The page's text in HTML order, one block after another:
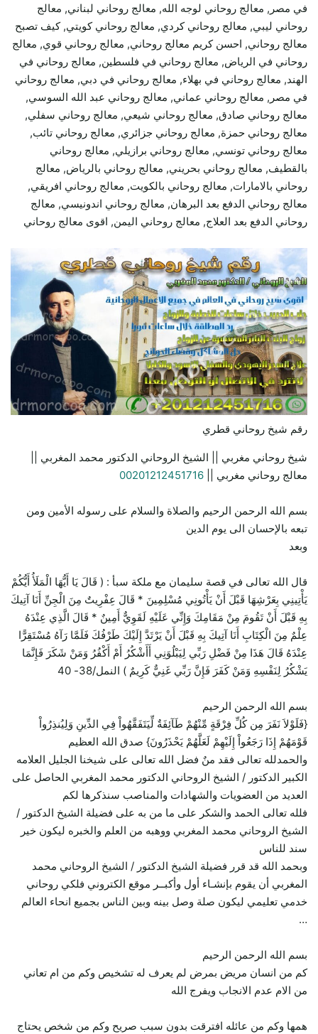
في مصر, معالج روحاني لوجه الله, معالج روحاني لبناني, معالج
روحاني ليبي, معالج روحاني كردي, معالج روحاني كويتي, كيف تصبح
معالج روحاني, احسن كريم معالج روحاني, معالج روحاني قوي, معالج
روحاني في الرياض, معالج روحاني في فلسطين, معالج روحاني في
الهند, معالج روحاني في بهلاء, معالج روحاني في دبي, معالج روحاني
في مصر, معالج روحاني عماني, معالج روحاني عبد الله السوسي,
معالج روحاني صادق, معالج روحاني شيعي, معالج روحاني سفلي,
معالج روحاني حمزة, معالج روحاني جزائري, معالج روحاني تائب,
معالج روحاني تونسي, معالج روحاني برازيلي, معالج روحاني
بالقطيف, معالج روحاني بحريني, معالج روحاني بالرياض, معالج
روحاني بالامارات, معالج روحاني بالكويت, معالج روحاني افريقي,
معالج روحاني الدفع بعد البرهان, معالج روحاني اندونيسي, معالج
روحاني الدفع بعد العلاج, معالج روحاني اليمن, اقوى معالج روحاني
رقم شيخ روحاني قطري
شيخ روحاني مغربي || الشيخ الروحاني الدكتور محمد المغربي ||
معالج روحاني مغربي || 00201212451716
بسم الله الرحمن الرحيم والصلاة والسلام على رسوله الأمين ومن
تبعه بالإحسان الى يوم الدين
وبعد
قال الله تعالى في قصة سليمان مع ملكة سبأ : ( قَالَ يَا أَيُّهَا الْمَلَأُ أَيُّكُمْ
يَأْتِينِي بِعَرْشِهَا قَبْلَ أَنْ يَأْتُونِي مُسْلِمِينَ * قَالَ عِفْرِيتٌ مِنَ الْجِنِّ أَنَا آتِيكَ
بِهِ قَبْلَ أَنْ تَقُومَ مِنْ مَقَامِكَ وَإِنِّي عَلَيْهِ لَقَوِيٌّ أَمِينٌ * قَالَ الَّذِي عِنْدَهُ
عِلْمٌ مِنَ الْكِتَابِ أَنَا آتِيكَ بِهِ قَبْلَ أَنْ يَرْتَدَّ إِلَيْكَ طَرْفُكَ فَلَمَّا رَآهُ مُسْتَقِرًّا
عِنْدَهُ قَالَ هَذَا مِنْ فَضْلِ رَبِّي لِيَبْلُوَنِي أَأَشْكُرُ أَمْ أَكْفُرُ وَمَنْ شَكَرَ فَإِنَّمَا
يَشْكُرُ لِنَفْسِهِ وَمَنْ كَفَرَ فَإِنَّ رَبِّي غَنِيٌّ كَرِيمٌ ) النمل/38- 40
بسم الله الرحمن الرحيم
{فَلَوْلاَ نَفَرَ مِن كُلِّ فِرْقَةٍ مِّنْهُمْ طَآئِفَةٌ لِّيَتَفَقَّهُواْ فِي الدِّينِ وَلِيُنذِرُواْ
قَوْمَهُمْ إِذَا رَجَعُواْ إِلَيْهِمْ لَعَلَّهُمْ يَحْذَرُونَ} صدق الله العظيم
والحمدلله تعالى فقد منٌ فضل الله تعالى على شيخنا الجليل العلامه
الكبير الدكتور / الشيخ الروحاني الدكتور محمد المغربي الحاصل على
العديد من العضويات والشهادات والمناصب سنذكرها لكم
فلله تعالى الحمد والشكر على ما من به على فضيلة الشيخ الدكتور /
الشيخ الروحاني محمد المغربي ووهبه من العلم والخبره ليكون خير
سند للناس
وبحمد الله قد قرر فضيلة الشيخ الدكتور / الشيخ الروحاني محمد
المغربي أن يقوم بإنشـاء أول وأكبــر موقع الكتروني فلكي روحاني
خدمي تعليمي ليكون صلة وصل بينه وبين الناس بجميع انحاء العالم
…
بسم الله الرحمن الرحيم
كم من انسان مريض بمرض لم يعرف له تشخيص وكم من ام تعاني
من الام عدم الانجاب ويفرج الله
همها وكم من عائله افترقت بدون سبب صريح وكم من شخص يحتاج